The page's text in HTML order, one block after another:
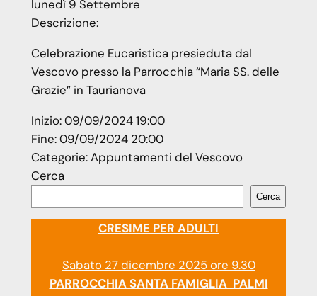
lunedì 9 Settembre
Descrizione:
Celebrazione Eucaristica presieduta dal
Vescovo presso la Parrocchia “Maria SS. delle
Grazie” in Taurianova
Inizio:09/09/2024 19:00
Fine:09/09/2024 20:00
Categorie:Appuntamenti del Vescovo
Cerca
Cerca
CRESIME PER ADULTI
Sabato 27 dicembre 2025 ore 9.30
PARROCCHIA SANTA FAMIGLIA PALMI